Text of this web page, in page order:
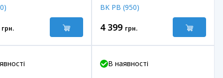
грн.
BK PB (950)
4 399 грн.
В наявності